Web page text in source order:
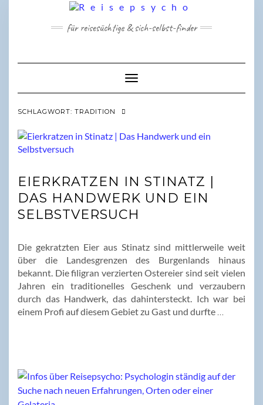
für reisesüchtige & sich-selbst-finder
Toggle Navigation
SCHLAGWORT: TRADITION
EIERKRATZEN IN STINATZ |
DAS HANDWERK UND EIN
SELBSTVERSUCH
Die gekratzten Eier aus Stinatz sind mittlerweile weit
über die Landesgrenzen des Burgenlands hinaus
bekannt. Die filigran verzierten Ostereier sind seit vielen
Jahren ein traditionelles Geschenk und verzaubern
durch das Handwerk, das dahintersteckt. Ich war bei
einem Profi auf diesem Gebiet zu Gast und durfte